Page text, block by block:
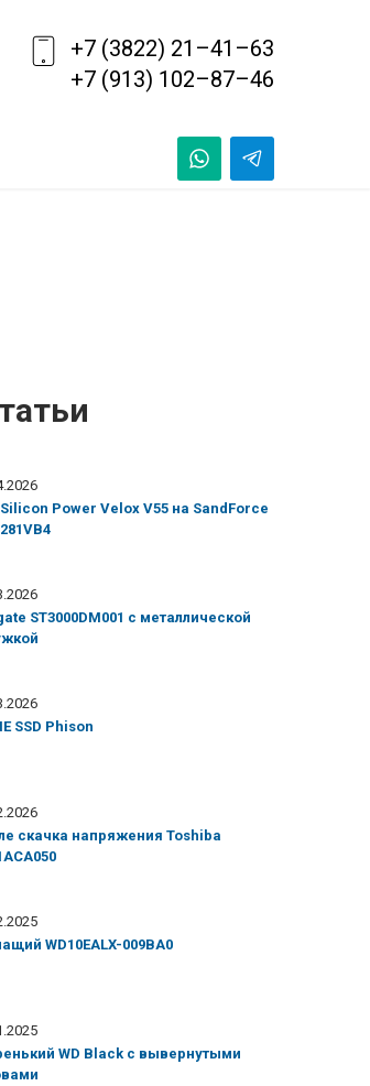
+7 (3822) 21–41–63
+7 (913) 102–87–46
Silicon Power Velox V55 на SandForce
ST3000DM001 с металлической
SSD Phison
скачка напряжения Toshiba
WD10EALX-009BA0
WD Black с вывернутыми